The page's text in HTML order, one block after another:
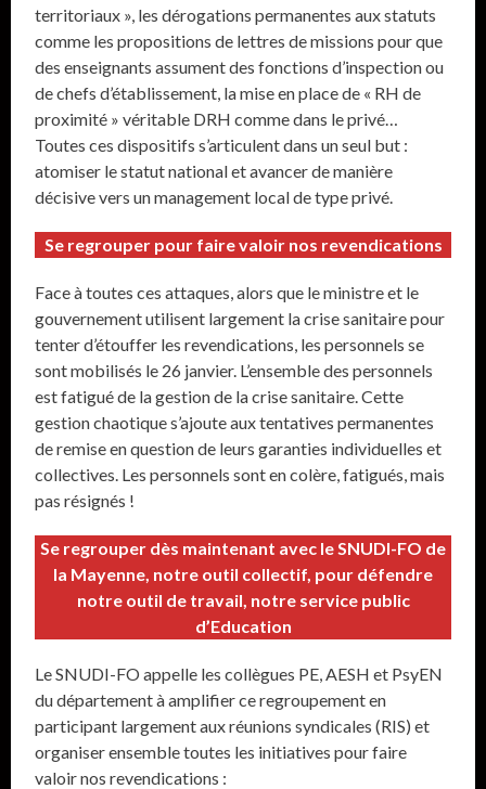
territoriaux », les dérogations permanentes aux statuts
comme les propositions de lettres de missions pour que
des enseignants assument des fonctions d’inspection ou
de chefs d’établissement, la mise en place de « RH de
proximité » véritable DRH comme dans le privé…
Toutes ces dispositifs s’articulent dans un seul but :
atomiser le statut national et avancer de manière
décisive vers un management local de type privé.
Se regrouper pour faire valoir nos revendications
Face à toutes ces attaques, alors que le ministre et le
gouvernement utilisent largement la crise sanitaire pour
tenter d’étouffer les revendications, les personnels se
sont mobilisés le 26 janvier. L’ensemble des personnels
est fatigué de la gestion de la crise sanitaire. Cette
gestion chaotique s’ajoute aux tentatives permanentes
de remise en question de leurs garanties individuelles et
collectives. Les personnels sont en colère, fatigués, mais
pas résignés !
Se regrouper dès maintenant avec le SNUDI-FO de
la Mayenne, notre outil collectif, pour défendre
notre outil de travail, notre service public
d’Education
Le SNUDI-FO appelle les collègues PE, AESH et PsyEN
du département à amplifier ce regroupement en
participant largement aux réunions syndicales (RIS) et
organiser ensemble toutes les initiatives pour faire
valoir nos revendications :